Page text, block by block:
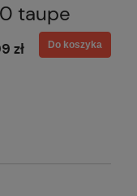
taupe
zł Do koszyka